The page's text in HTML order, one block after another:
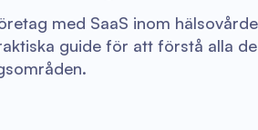
med SaaS inom
guide för att förstå alla